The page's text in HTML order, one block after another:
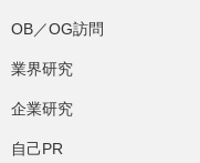
OB／OG訪問
業界研究
企業研究
自己PR